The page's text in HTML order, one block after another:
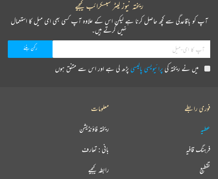
ریختہ نیوز لیٹر سبسکرائب کیجیے
آپ کو باقاعدگی سے کچھ حاصل کرنا ہے لیکن اس کے علاوہ آپ کسی بھی ای میل کا استعمال
نہیں کرتے ہیں۔
میں نے ریختہ کیپرائیویسی پالیسیپڑھ لی ہے اور اس سے متفق ہوں
فوری رابطے
عطیہ
فرہنگ قافیہ
تقطیع
معلومات
ریختہ فاؤنڈیشن
بانی : تعارف
رابطہ کیجیے